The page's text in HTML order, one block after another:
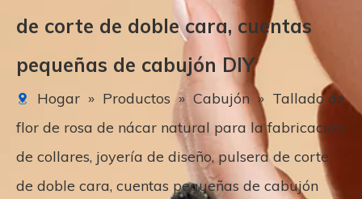
de corte de doble cara, cuentas
pequeñas de cabujón DIY
Hogar » Productos » Cabujón » Tallado de
flor de rosa de nácar natural para la fabricación
de collares, joyería de diseño, pulsera de corte
de doble cara, cuentas pequeñas de cabujón